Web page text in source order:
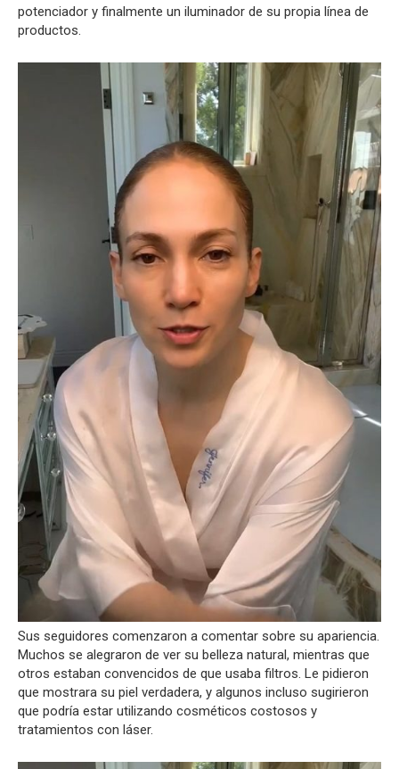
potenciador y finalmente un iluminador de su propia línea de
productos.
Sus seguidores comenzaron a comentar sobre su apariencia.
Muchos se alegraron de ver su belleza natural, mientras que
otros estaban convencidos de que usaba filtros. Le pidieron
que mostrara su piel verdadera, y algunos incluso sugirieron
que podría estar utilizando cosméticos costosos y
tratamientos con láser.